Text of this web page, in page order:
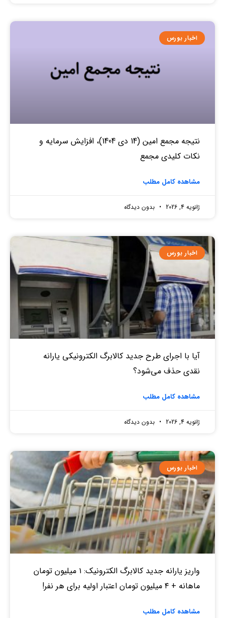
اخبار بورس
نتیجه مجمع امین (14 دی 1404)، افزایش سرمایه و
نکات کلیدی مجمع
مشاهده کامل مطلب
ژانویه 4, 2026 بدون دیدگاه
اخبار بورس
آیا با اجرای طرح جدید کالابرگ الکترونیکی یارانه
نقدی حذف می‌شود؟
مشاهده کامل مطلب
ژانویه 4, 2026 بدون دیدگاه
اخبار بورس
واریز یارانه جدید کالابرگ الکترونیک: ۱ میلیون تومان
ماهانه + ۴ میلیون تومان اعتبار اولیه برای هر نفر!
مشاهده کامل مطلب